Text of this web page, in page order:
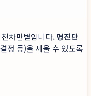
차만별입니다. 명진단
정 등)을 세울 수 있도록